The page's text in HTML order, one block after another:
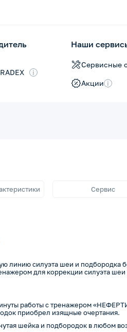
i
Наши
Сервисные
Акции i
Сервис
линию силуэта шеи и подбородка
для коррекции силуэта
работы с тренажером
приобрел изящные очертания.
шейка и подбородок в любом